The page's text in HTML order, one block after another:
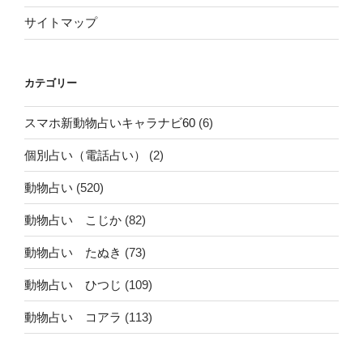
サイトマップ
カテゴリー
スマホ新動物占いキャラナビ60 (6)
個別占い（電話占い） (2)
動物占い (520)
動物占い こじか (82)
動物占い たぬき (73)
動物占い ひつじ (109)
動物占い コアラ (113)